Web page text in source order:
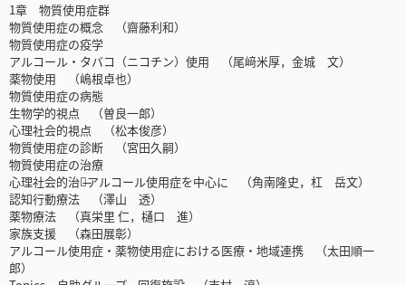
1章 物質使用症群
物質使用症の概念 （齋藤利和）
物質使用症の疫学
アルコール・タバコ（ニコチン）使用 （尾﨑米厚，金城 文）
薬物使用 （嶋根卓也）
物質使用症の病態
生物学的視点 （曽良一郎）
心理社会的視点 （松本俊彦）
物質使用症の診断 （宮田久嗣）
物質使用症の治療
心理社会的治療̶アルコール使用症を中心に （角南隆史，杠 岳文）
認知行動療法 （澤山 透）
薬物療法 （真栄里 仁，樋口 進）
家族支援 （森田展彰）
アルコール使用症・薬物使用症における医療・地域連携 （太田順一
郎）